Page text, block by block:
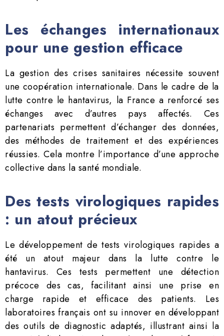
Les échanges internationaux
pour une gestion efficace
La gestion des crises sanitaires nécessite souvent
une coopération internationale. Dans le cadre de la
lutte contre le hantavirus, la France a renforcé ses
échanges avec d’autres pays affectés. Ces
partenariats permettent d’échanger des données,
des méthodes de traitement et des expériences
réussies. Cela montre l’importance d’une approche
collective dans la santé mondiale.
Des tests virologiques rapides
: un atout précieux
Le développement de tests virologiques rapides a
été un atout majeur dans la lutte contre le
hantavirus. Ces tests permettent une détection
précoce des cas, facilitant ainsi une prise en
charge rapide et efficace des patients. Les
laboratoires français ont su innover en développant
des outils de diagnostic adaptés, illustrant ainsi la